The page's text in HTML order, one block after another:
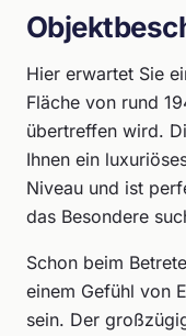
Hier erwartet Sie
Fläche von rund
übertreffen wird.
Ihnen ein
Niveau und ist
das Besondere
Schon beim
einem Gefühl von
sein. Der